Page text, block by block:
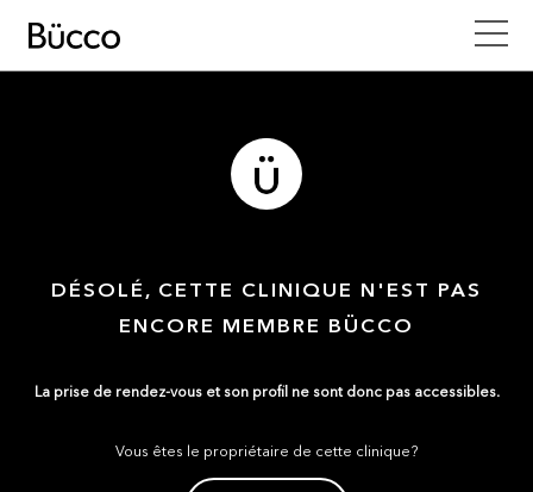
DÉSOLÉ, CETTE CLINIQUE N'EST PAS
ENCORE MEMBRE BÜCCO
La prise de rendez-vous et son profil ne sont donc pas accessibles.
Vous êtes le propriétaire de cette clinique?